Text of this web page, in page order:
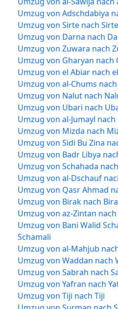
Umzug von Adschdabiya
Umzug von Sirte nach Sirte
Umzug von Darna nach
Umzug von Zuwara nach
Umzug von Gharyan nach
Umzug von el Abiar nach
Umzug von al-Chums
Umzug von Nalut nach
Umzug von Ubari nach
Umzug von al-Jumayl nach
Umzug von Mizda nach
Umzug von Sidi Bu Zina
Umzug von Badr Libya
Umzug von Schahada
Umzug von al-Dschauf
Umzug von Qasr Ahmad
Umzug von Birak nach
Umzug von az-Zintan
Umzug von Bani Walid
Schamali
Umzug von al-Mahjub
Umzug von Waddan nach
Umzug von Sabrah nach
Umzug von Yafran nach
Umzug von Tiji nach Tiji